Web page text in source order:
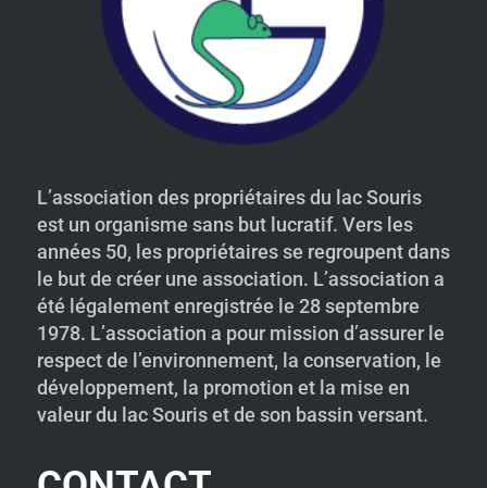
L’association des propriétaires du lac Souris
est un organisme sans but lucratif. Vers les
années 50, les propriétaires se regroupent dans
le but de créer une association. L’association a
été légalement enregistrée le 28 septembre
1978. L’association a pour mission d’assurer le
respect de l’environnement, la conservation, le
développement, la promotion et la mise en
valeur du lac Souris et de son bassin versant.